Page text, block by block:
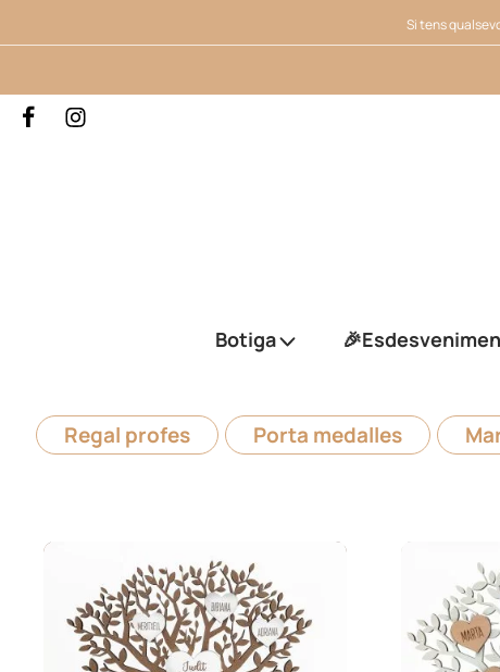
Si tens
Botiga
Regal profes Porta medalles